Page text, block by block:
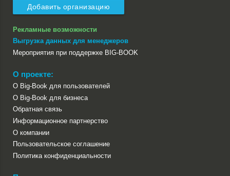
Добавить организацию
Рекламные возможности
Выгрузка данных для менеджеров
Мероприятия при поддержке BIG-BOOK
О проекте:
О Big-Book для пользователей
О Big-Book для бизнеса
Обратная связь
Информационное партнерство
О компании
Пользовательское соглашение
Политика конфиденциальности